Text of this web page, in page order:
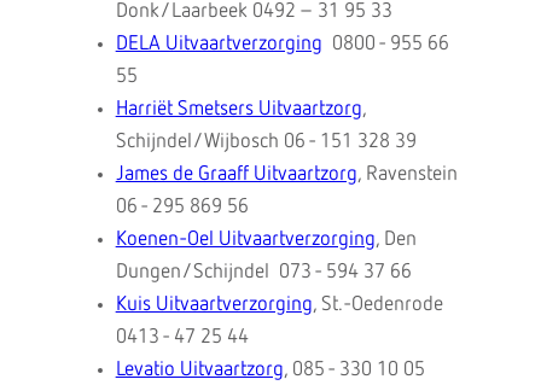
Donk/Laarbeek 0492 – 31 95 33
DELA Uitvaartverzorging 0800 - 955 66
55
Harriët Smetsers Uitvaartzorg,
Schijndel/Wijbosch 06 - 151 328 39
James de Graaff Uitvaartzorg, Ravenstein
06 - 295 869 56
Koenen-Oel Uitvaartverzorging, Den
Dungen/Schijndel 073 - 594 37 66
Kuis Uitvaartverzorging, St.-Oedenrode
0413 - 47 25 44
Levatio Uitvaartzorg, 085 - 330 10 05